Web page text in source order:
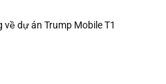
về dự án Trump Mobile T1